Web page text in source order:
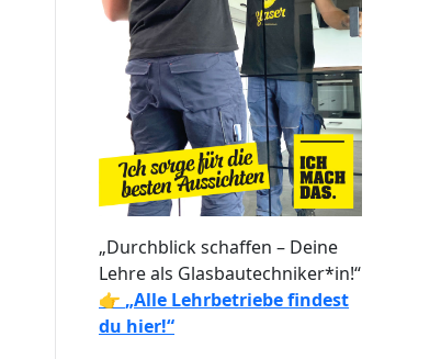
„Durchblick schaffen – Deine
Lehre als Glasbautechniker*in!“
👉 „Alle Lehrbetriebe findest
du hier!“